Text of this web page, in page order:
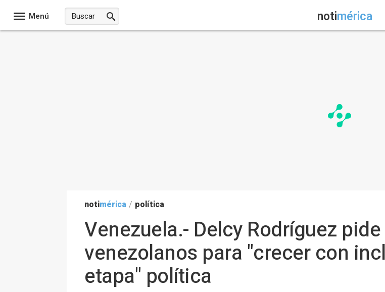
Menú notimérica
notimérica / política
Venezuela.- Delcy Rodríguez
venezolanos para "crecer con
etapa" política